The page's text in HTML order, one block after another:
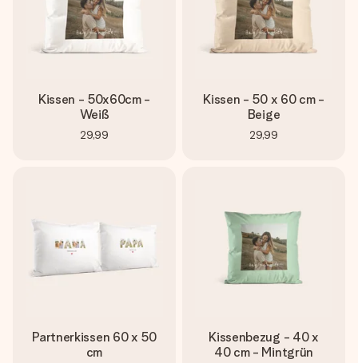
Kissen - 50x60cm -
Weiß
29,99
Kissen - 50 x 60 cm -
Beige
29,99
Partnerkissen 60 x 50
cm
Kissenbezug - 40 x
40 cm - Mintgrün